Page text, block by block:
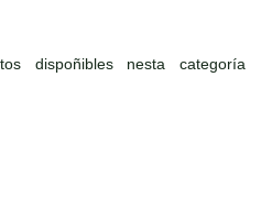
dispoñibles nesta categoría